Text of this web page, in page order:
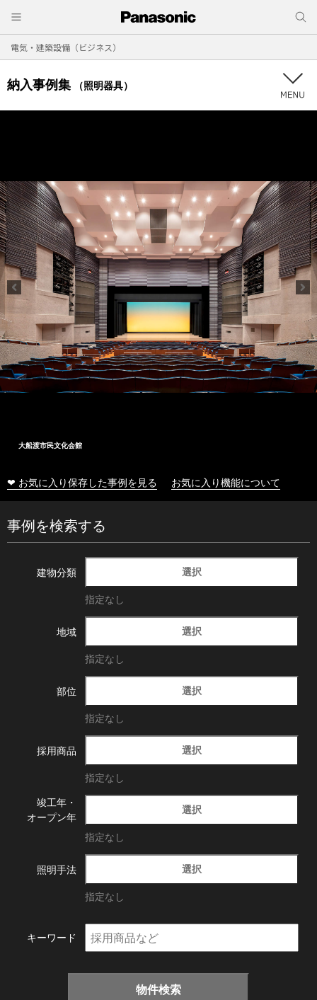
電気・建築設備（ビジネス）
納入事例集 （照明器具）
大船渡市民文化会館
❤ お気に入り保存した事例を見る お気に入り機能について
事例を検索する
建物分類 選択
指定なし
地域 選択
指定なし
部位 選択
指定なし
採用商品 選択
指定なし
竣工年・
オープン年
選択
指定なし
照明手法 選択
指定なし
キーワード
物件検索